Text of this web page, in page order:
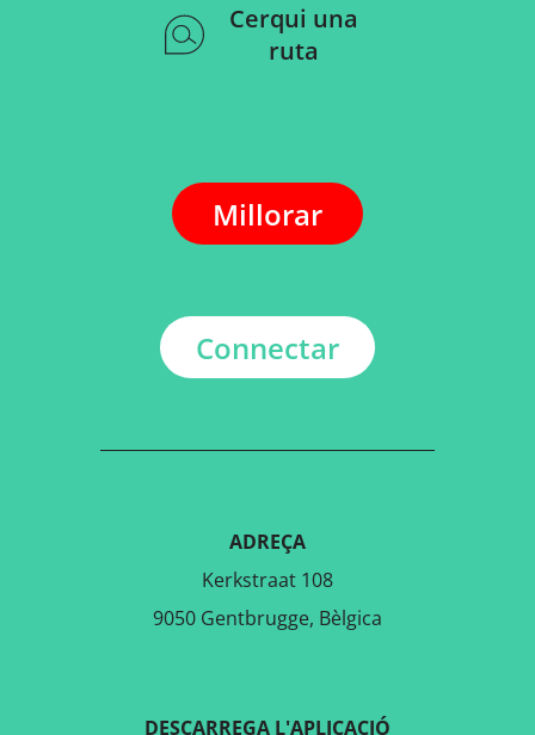
Cerqui una
ruta
Millorar
Connectar
ADREÇA
Kerkstraat 108
9050 Gentbrugge, Bèlgica
DESCARREGA L'APLICACIÓ